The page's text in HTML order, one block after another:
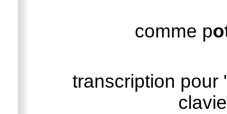
comme p
transcription pour